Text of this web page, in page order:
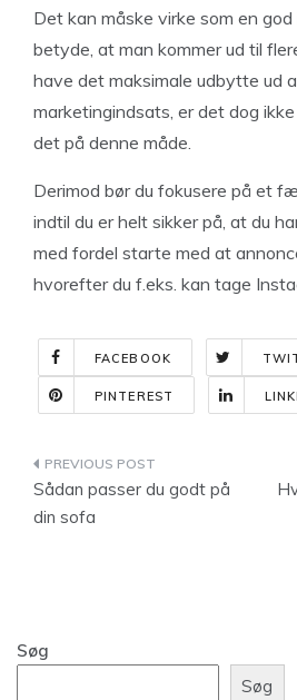
Det kan måske virke som en god
betyde, at man kommer ud til
have det maksimale udbytte ud
marketingindsats, er det dog
det på denne måde.
Derimod bør du fokusere på et
indtil du er helt sikker på, at du
med fordel starte med at
hvorefter du f.eks. kan tage
FACEBOOK
PINTEREST
Indlægsnavigation
Sådan passer du godt på
din sofa
Søg
Søg